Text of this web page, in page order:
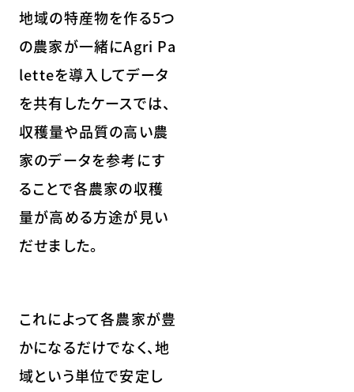
地域の特産物を作る5つ
の農家が一緒にAgri Pa
letteを導入してデータ
を共有したケースでは、
収穫量や品質の高い農
家のデータを参考にす
ることで各農家の収穫
量が高める方途が見い
だせました。
これによって各農家が豊
かになるだけでなく、地
域という単位で安定し